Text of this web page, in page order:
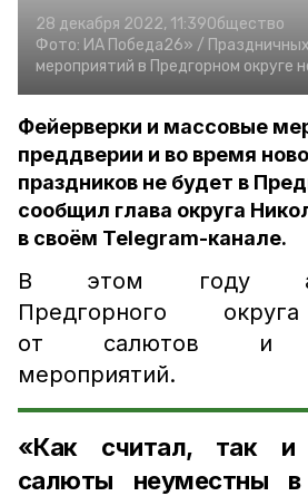
28 декабря 2022, 11:39Общество
Фото: ИА Победа26» /
мероприятий в Предгорном округе
Фейерверки и массовые
преддверии и во время
праздников не будет в
сообщил глава округа
в своём Telegram-канале.
В этом году
Предгорного
от салютов и
мероприятий.
«Как считал, так и
салюты неуместны в